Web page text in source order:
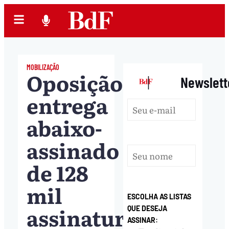
MOBILIZAÇÃO
Oposição
entrega
abaixo-
assinado
de 128
mil
assinaturas
|
ESCOLHA AS LISTAS
QUE DESEJA
ASSINAR: